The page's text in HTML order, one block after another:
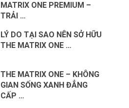
MATRIX ONE PREMIUM –
TRẢI …
LÝ DO TẠI SAO NÊN SỞ HỮU
THE MATRIX ONE …
THE MATRIX ONE – KHÔNG
GIAN SỐNG XANH ĐẲNG
CẤP …